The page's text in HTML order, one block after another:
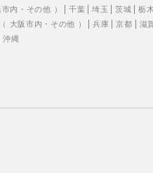
内 ・ その他 ） 千葉 埼玉 茨城
栃木
（ 大阪市内 ・ その他 ） 兵庫 京都
滋
沖縄